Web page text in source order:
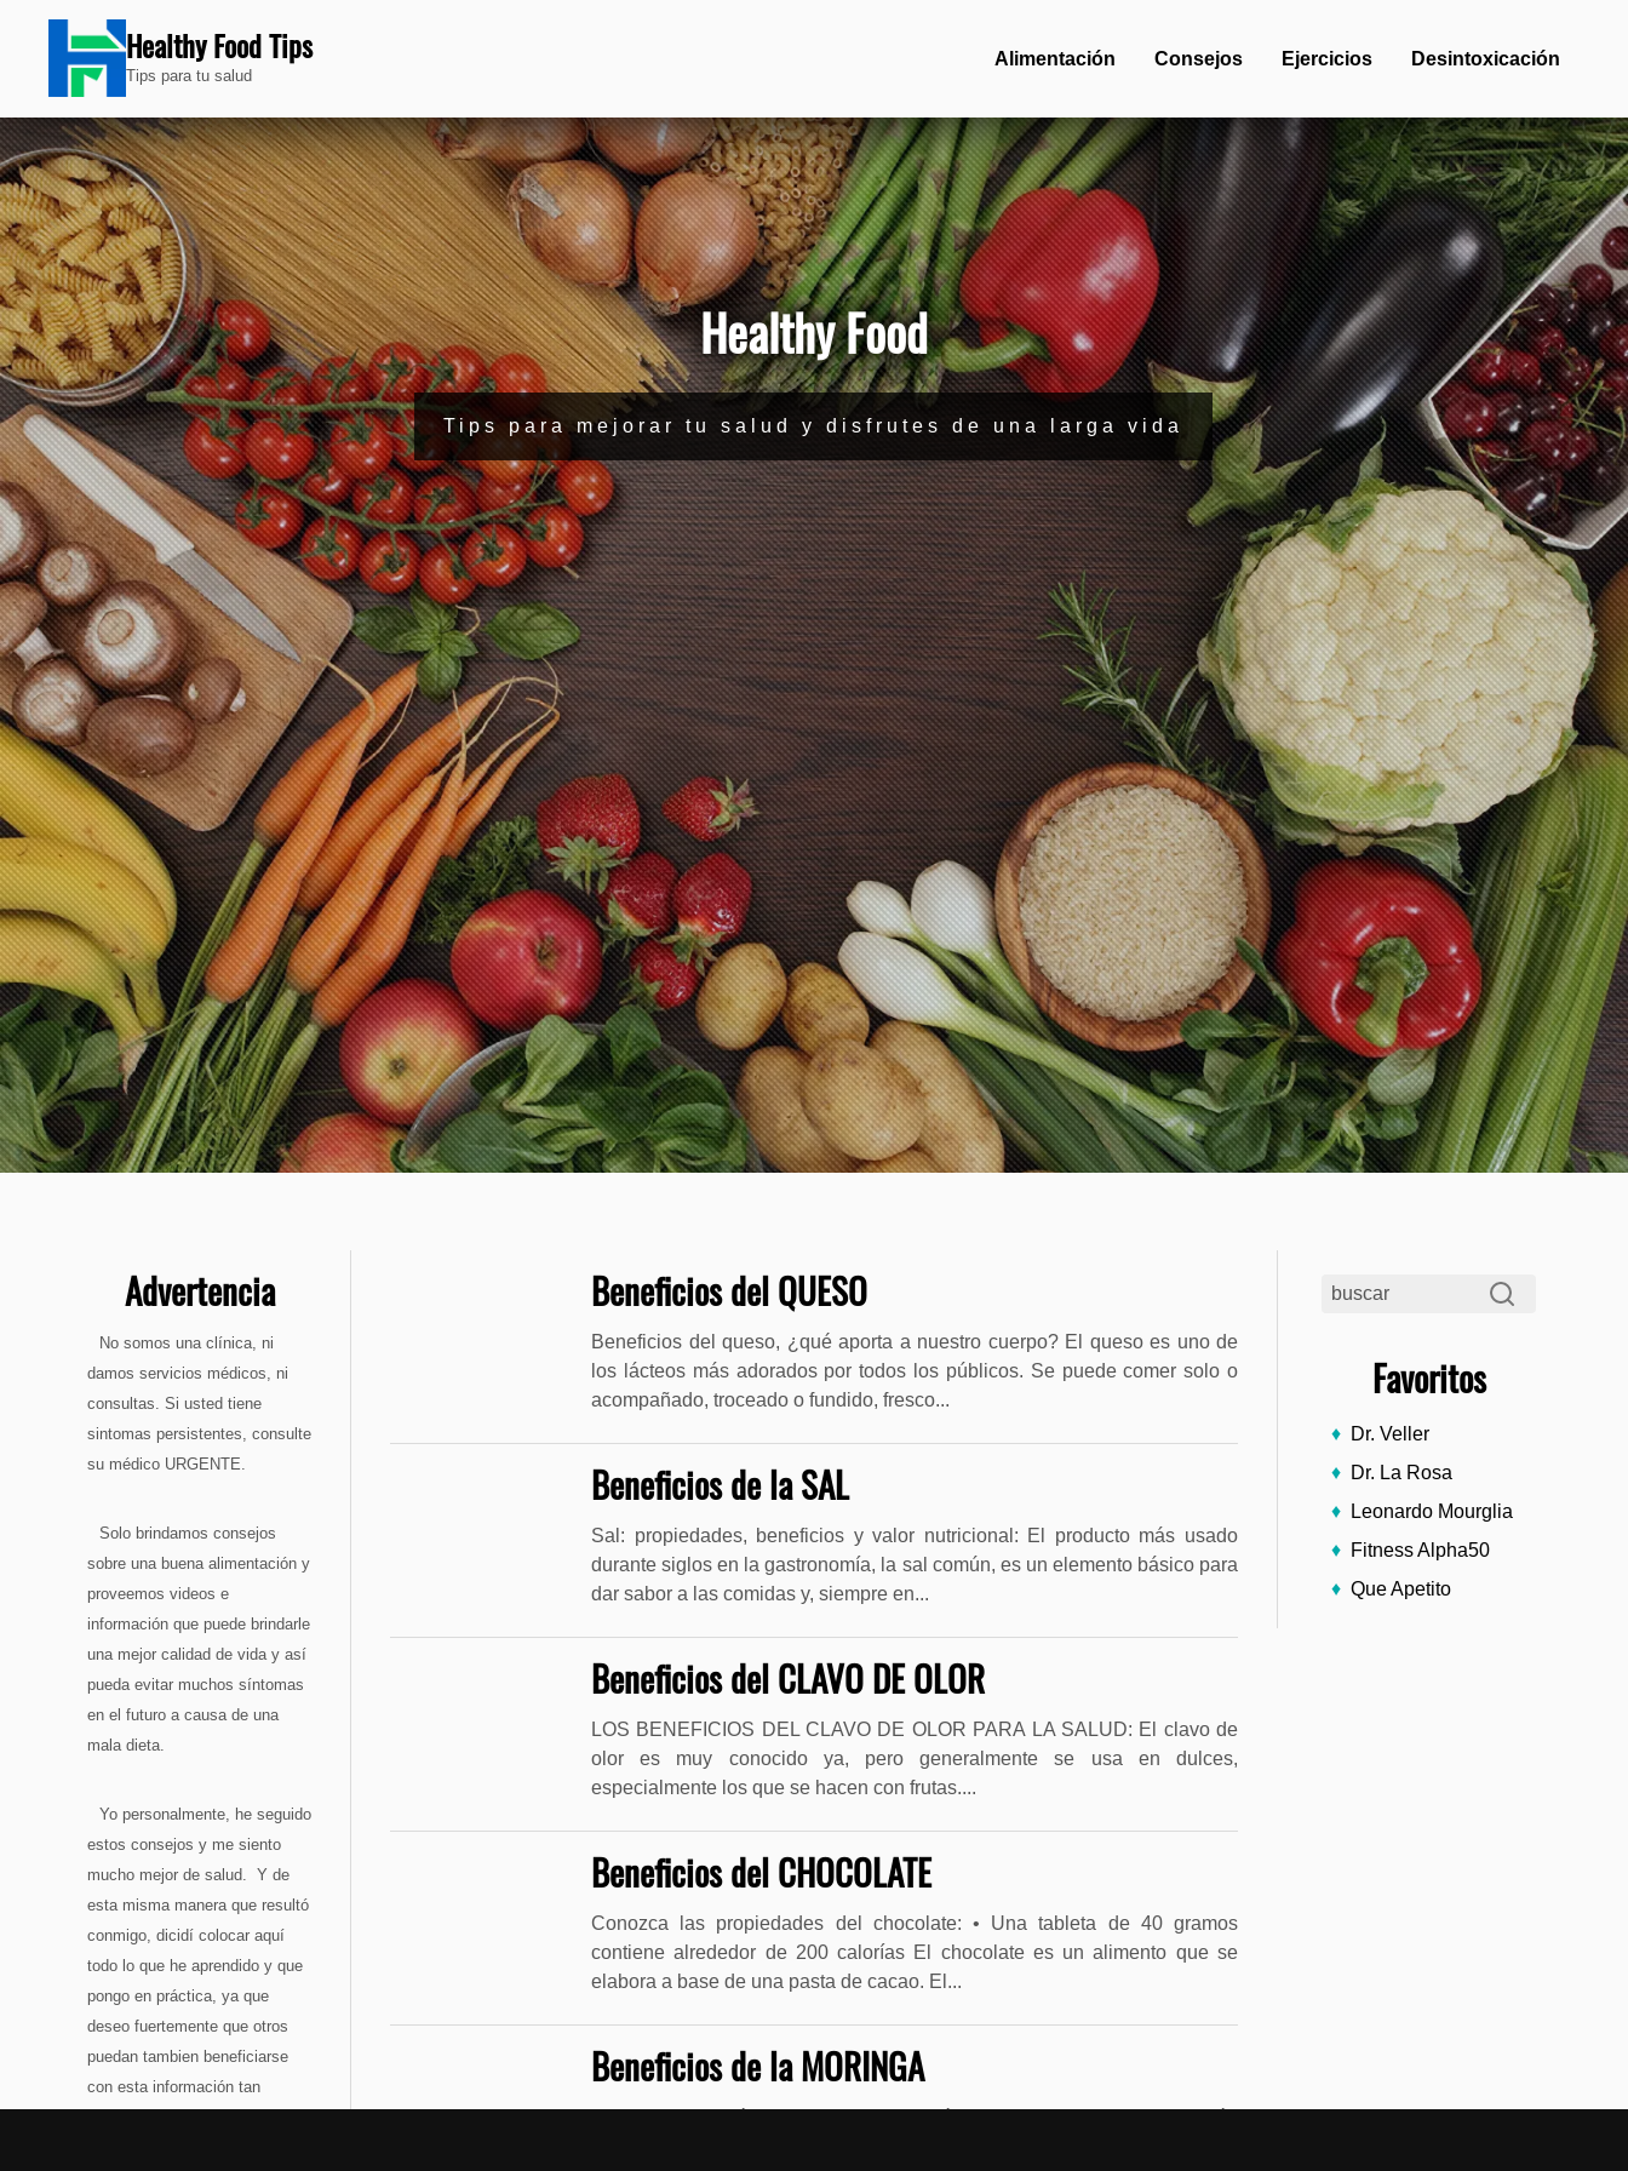
Healthy Food Tips
Tips para tu salud
Alimentación Consejos Ejercicios Desintoxicación
Healthy Food
Tips para mejorar tu salud y disfrutes de una larga vida
Advertencia
No somos una clínica, ni
damos servicios médicos, ni
consultas. Si usted tiene
sintomas persistentes, consulte
su médico URGENTE.
Solo brindamos consejos
sobre una buena alimentación y
proveemos videos e
información que puede brindarle
una mejor calidad de vida y así
pueda evitar muchos síntomas
en el futuro a causa de una
mala dieta.
Yo personalmente, he seguido
estos consejos y me siento
mucho mejor de salud. Y de
esta misma manera que resultó
conmigo, dicidí colocar aquí
todo lo que he aprendido y que
pongo en práctica, ya que
deseo fuertemente que otros
puedan tambien beneficiarse
con esta información tan
Favoritos
Dr. Veller
Dr. La Rosa
Leonardo Mourglia
Fitness Alpha50
Que Apetito
Beneficios del QUESO
Beneficios del queso, ¿qué aporta a nuestro cuerpo? El queso es uno de
los lácteos más adorados por todos los públicos. Se puede comer solo o
acompañado, troceado o fundido, fresco...
Beneficios de la SAL
Sal: propiedades, beneficios y valor nutricional: El producto más usado
durante siglos en la gastronomía, la sal común, es un elemento básico para
dar sabor a las comidas y, siempre en...
Beneficios del CLAVO DE OLOR
LOS BENEFICIOS DEL CLAVO DE OLOR PARA LA SALUD: El clavo de
olor es muy conocido ya, pero generalmente se usa en dulces,
especialmente los que se hacen con frutas....
Beneficios del CHOCOLATE
Conozca las propiedades del chocolate: • Una tableta de 40 gramos
contiene alrededor de 200 calorías El chocolate es un alimento que se
elabora a base de una pasta de cacao. El...
Beneficios de la MORINGA